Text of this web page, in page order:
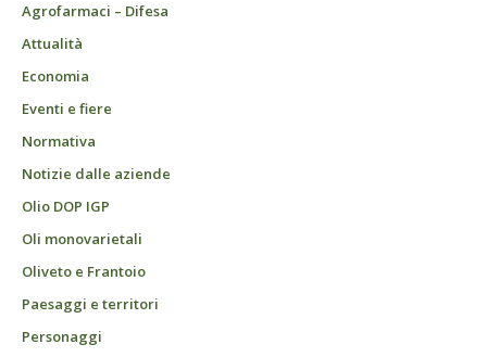
Agrofarmaci – Difesa
Attualità
Economia
Eventi e fiere
Normativa
Notizie dalle aziende
Olio DOP IGP
Oli monovarietali
Oliveto e Frantoio
Paesaggi e territori
Personaggi